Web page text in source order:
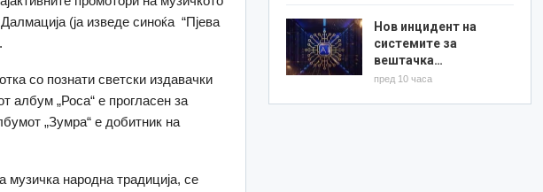
(ја изведе синоќа “Пјева
со познати светски издавачки
албум „Роса“ е прогласен за
„Зумра“ е добитник на
музичка народна традиција, се
Нов инцидент на
системите за
вештачка…
пред 10 часа